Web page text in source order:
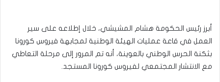
أبرز رئيس الحكومة هشام المشيشي، خلال إطلاعه على سير
العمل في قاعة عمليات الهيئة الوطنية لمجابهة فيروس كورونا
بثكنة الحرس الوطني بالعوينة، أنه تم المرور إلى مرحلة التعاطي
مع الانتشار المجتمعي لفيروس كورونا المستجد.